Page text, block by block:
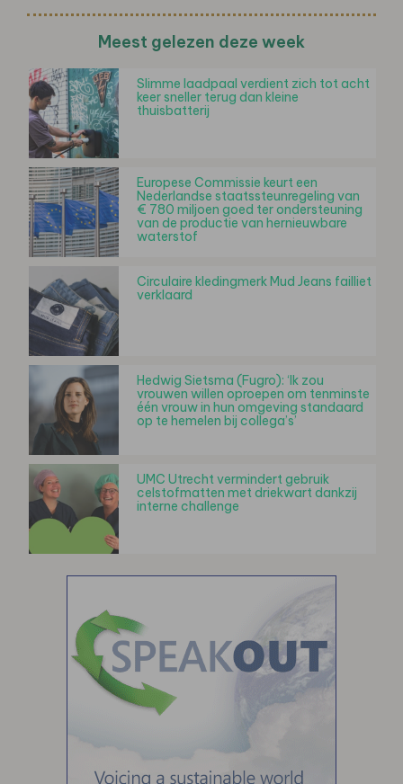
Meest gelezen deze week
Slimme laadpaal verdient zich tot acht
keer sneller terug dan kleine
thuisbatterij
Europese Commissie keurt een
Nederlandse staatssteunregeling van
€ 780 miljoen goed ter ondersteuning
van de productie van hernieuwbare
waterstof
Circulaire kledingmerk Mud Jeans failliet
verklaard
Hedwig Sietsma (Fugro): ‘Ik zou
vrouwen willen oproepen om tenminste
één vrouw in hun omgeving standaard
op te hemelen bij collega’s’
UMC Utrecht vermindert gebruik
celstofmatten met driekwart dankzij
interne challenge